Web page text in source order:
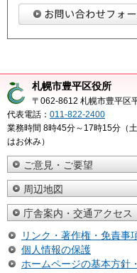
札幌市豊平区役所
〒062-8612 札幌市豊平区
代表電話： 011-822-2400
業務時間 8時45分～17時15分（
はお休み）
ご意見・ご要望
周辺地図
庁舎案内・交通アクセス
リンク・著作権・免責事
個人情報の保護
ホームページの基本方針